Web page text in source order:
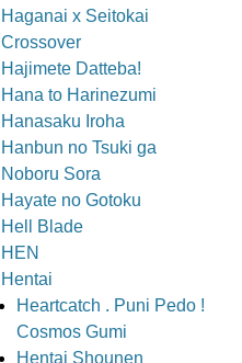
Haganai x Seitokai
Crossover
Hajimete Datteba!
Hana to Harinezumi
Hanasaku Iroha
Hanbun no Tsuki ga
Noboru Sora
Hayate no Gotoku
Hell Blade
HEN
Hentai
Heartcatch . Puni Pedo !
Cosmos Gumi
Hentai Shounen